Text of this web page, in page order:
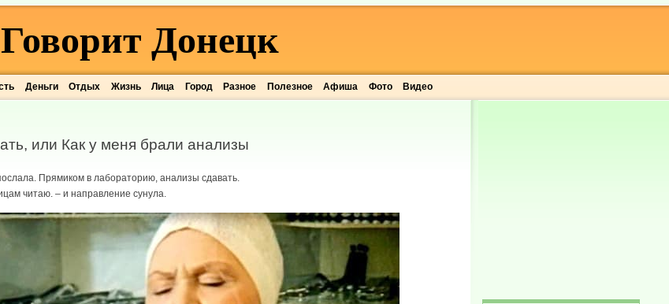
Деньги Отдых Жизнь Лица Город Разное Полезное Афиша Фото Видео
Говорит Донецк
или Как у меня брали анализы
Прямиком в лабораторию, анализы сдавать.
читаю. – и направление сунула.